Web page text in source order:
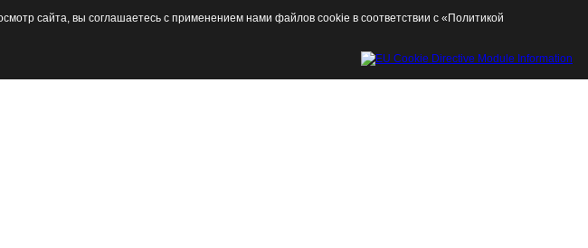
сайта, вы соглашаетесь с применением нами файлов cookie в соответствии с «Политикой